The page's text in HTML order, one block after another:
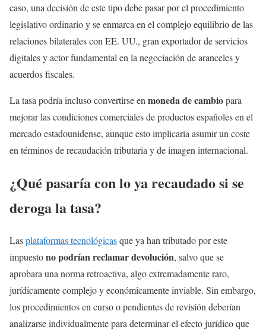
caso, una decisión de este tipo debe pasar por el procedimiento
legislativo ordinario y se enmarca en el complejo equilibrio de las
relaciones bilaterales con EE. UU., gran exportador de servicios
digitales y actor fundamental en la negociación de aranceles y
acuerdos fiscales.
La tasa podría incluso convertirse en moneda de cambiopara
mejorar las condiciones comerciales de productos españoles en el
mercado estadounidense, aunque esto implicaría asumir un coste
en términos de recaudación tributaria y de imagen internacional.
¿Qué pasaría con lo ya recaudado si se
deroga la tasa?
Lasplataformas tecnológicasque ya han tributado por este
impuestono podrían reclamar devolución, salvo que se
aprobara una norma retroactiva, algo extremadamente raro,
jurídicamente complejo y económicamente inviable. Sin embargo,
los procedimientos en curso o pendientes de revisión deberían
analizarse individualmente para determinar el efecto jurídico que